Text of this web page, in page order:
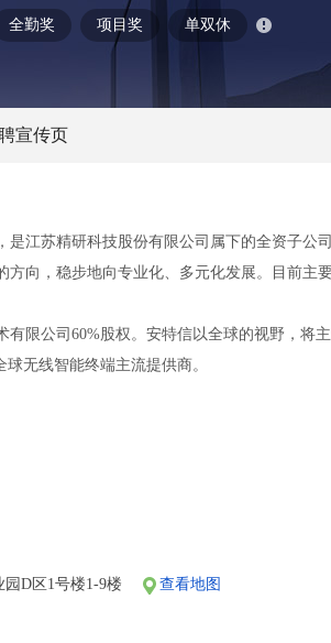
全勤奖 项目奖 单双休
宣传页
是江苏精研科技股份有限公司属下的全资子
方向，稳步地向专业化、多元化发展。目前主
有限公司60%股权。安特信以全球的视野，将
无线智能终端主流提供商。
各种假期；
带薪年休假。
D区1号楼1-9楼 查看地图